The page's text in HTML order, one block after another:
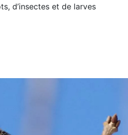
d’insectes et de larves